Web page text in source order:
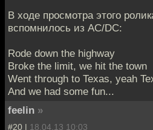
В ходе просмотра этого
вспомнилось из AC/DC:
Rode down the highway
Broke the limit, we hit the town
Went through to Texas, yeah
And we had some fun...
feelin »
#20 | 18.04.13 10:03